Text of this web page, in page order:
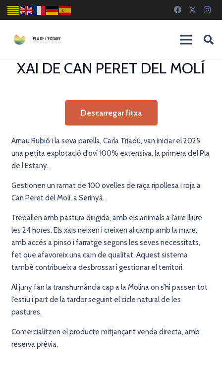
XAI DE CAN PERET DEL MOLÍ
Descarregar fitxa
Arnau Rubió i la seva parella, Carla Triadú, van iniciar el 2025
una petita explotació d’oví 100% extensiva, la primera del Pla
de l’Estany.
Gestionen un ramat de 100 ovelles de raça ripollesa i roja a
Can Peret del Molí, a Serinyà.
Treballen amb pastura dirigida, amb els animals a l’aire lliure
les 24 hores. Els xais neixen i creixen al camp amb la mare,
amb accés a pinso i farratge segons les seves necessitats,
fet que afavoreix una carn de qualitat. Aquest sistema
també contribueix a desbrossar i gestionar el territori.
Al juny fan la transhumància cap a la Molina on s’hi passen tot
l’estiu i part de la tardor seguint el cicle natural de les
pastures.
Comercialitzen el producte mitjançant venda directa, amb
reserva prèvia.